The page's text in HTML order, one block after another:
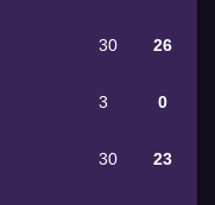
30 26
3 0
30 23